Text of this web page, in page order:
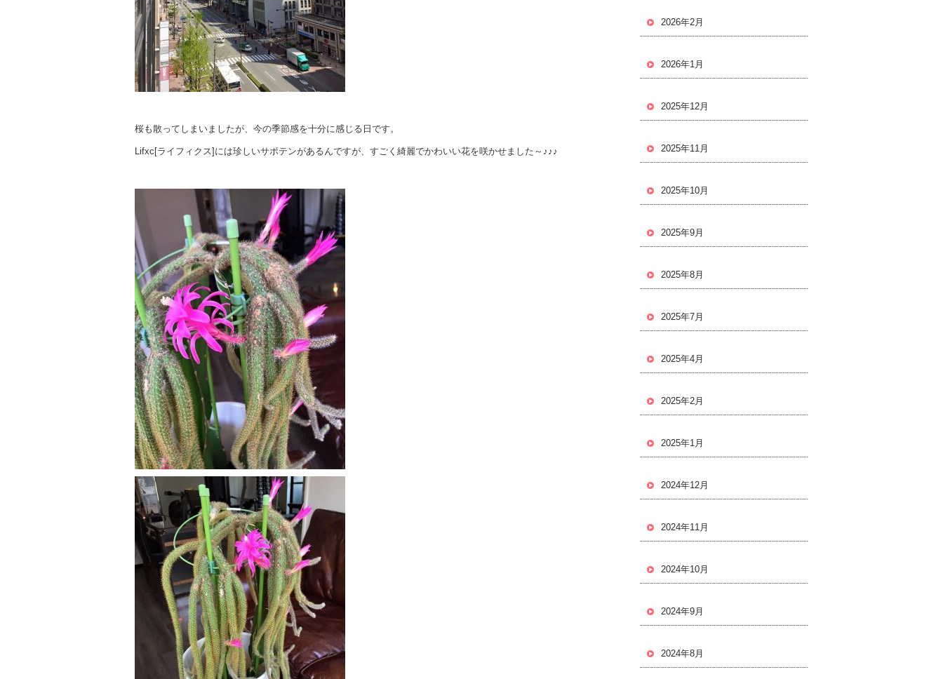
桜も散ってしまいましたが、今の季節感を十分に感じる日です。
Lifxc[ライフィクス]には珍しいサボテンがあるんですが、すごく綺麗でかわいい花を咲かせました～♪♪♪
2026年2月
2026年1月
2025年12月
2025年11月
2025年10月
2025年9月
2025年8月
2025年7月
2025年4月
2025年2月
2025年1月
2024年12月
2024年11月
2024年10月
2024年9月
2024年8月